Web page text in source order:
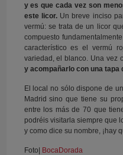
y es que cada vez son
este licor.Un breve inciso
vermú: se trata de un licor
compuesto
característico es el vermú
variedad, el blanco. Una vez
y acompañarlo con una tapa
El local no sólo dispone de
Madrid sino que tiene su
entre los más de 70 que
podréis visitarla siempre que
y como dice su nombre, ¡hay
Foto| BocaDorada